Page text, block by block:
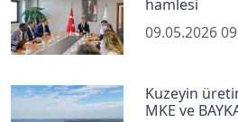
hamlesi
09.05.2026
Kuzeyin
MKE ve